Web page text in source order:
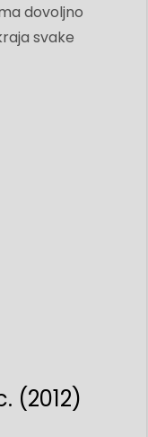
dovoljno
svake
(2012)